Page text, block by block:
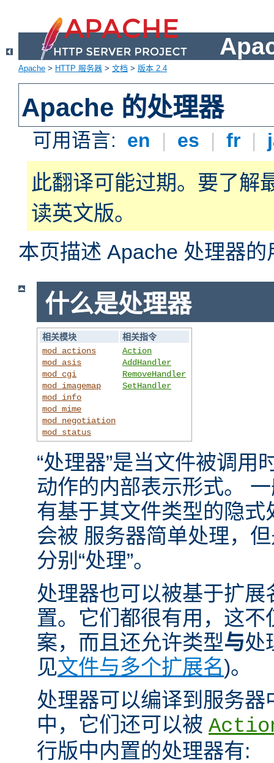
Apache > HTTP 服务器 > 文档 > 版本 2.4
Apache 的处理器
可用语言: en | es | fr |
此翻译可能过期。要了解
读英文版。
本页描述 Apache 处理器的
什么是处理器
相关模块
相关指令
mod_actions
mod_asis
mod_cgi
mod_imagemap
mod_info
mod_mime
mod_negotiation
mod_status
Action
AddHandler
RemoveHandler
SetHandler
“处理器”是当文件被调用
动作的内部表示形式。
有基于其文件类型的隐
会被 服务器简单处理，
分别“处理”。
处理器也可以被基于扩
置。它们都很有用，这
案，而且还允许类型与处
见文件与多个扩展名)。
处理器可以编译到服务
中，它们还可以被
行版中内置的处理器有: